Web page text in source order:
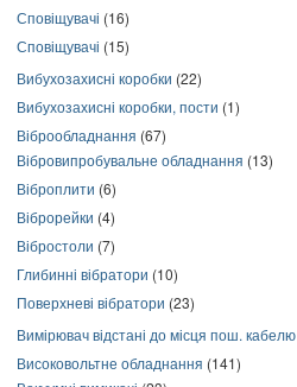
Сповіщувачі (16)
Сповіщувачі (15)
Вибухозахисні коробки (22)
Вибухозахисні коробки, пости (1)
Віброобладнання (67)
Вібровипробувальне обладнання (13)
Віброплити (6)
Віброрейки (4)
Вібростоли (7)
Глибинні вібратори (10)
Поверхневі вібратори (23)
Вимірювач відстані до місця пош. кабелю
Високовольтне обладнання (141)